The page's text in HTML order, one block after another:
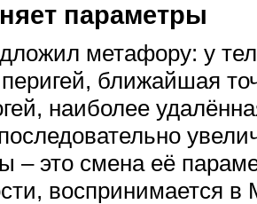
параметры
метафору: у
ближайшая
наиболее
– это смена её
воспринимается в